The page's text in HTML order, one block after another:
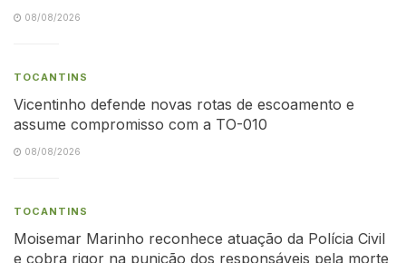
08/08/2026
TOCANTINS
Vicentinho defende novas rotas de escoamento e
assume compromisso com a TO-010
08/08/2026
TOCANTINS
Moisemar Marinho reconhece atuação da Polícia Civil
e cobra rigor na punição dos responsáveis pela morte